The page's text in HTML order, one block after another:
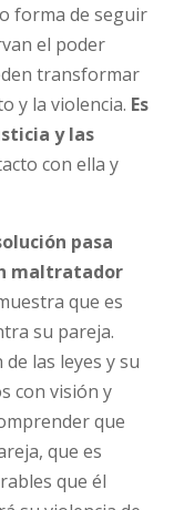
forma de seguir
el poder
transformar
y la violencia. Es
y las
con ella y
pasa
maltratador
que es
su pareja.
las leyes y su
con visión y
que
que es
que él